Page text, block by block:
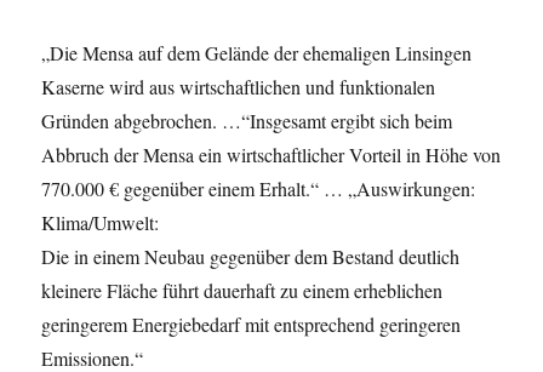
„Die Mensa auf dem Gelände der ehemaligen Linsingen
Kaserne wird aus wirtschaftlichen und funktionalen
Gründen abgebrochen. …“Insgesamt ergibt sich beim
Abbruch der Mensa ein wirtschaftlicher Vorteil in Höhe von
770.000 € gegenüber einem Erhalt.“ … „Auswirkungen:
Klima/Umwelt:
Die in einem Neubau gegenüber dem Bestand deutlich
kleinere Fläche führt dauerhaft zu einem erheblichen
geringerem Energiebedarf mit entsprechend geringeren
Emissionen.“